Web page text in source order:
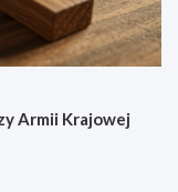
Armii Krajowej